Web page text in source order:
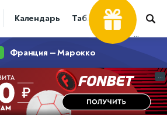
Календарь Таблица Прогнозы
Фрибет
30 000 ₽
...
Франция — Марокко
...